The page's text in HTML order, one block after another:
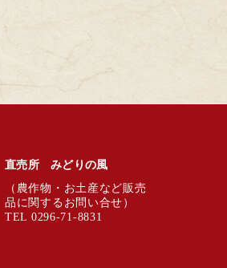
直売所 みどりの風
（農作物・お土産など販売
品に関するお問い合せ）
TEL 0296-71-8831